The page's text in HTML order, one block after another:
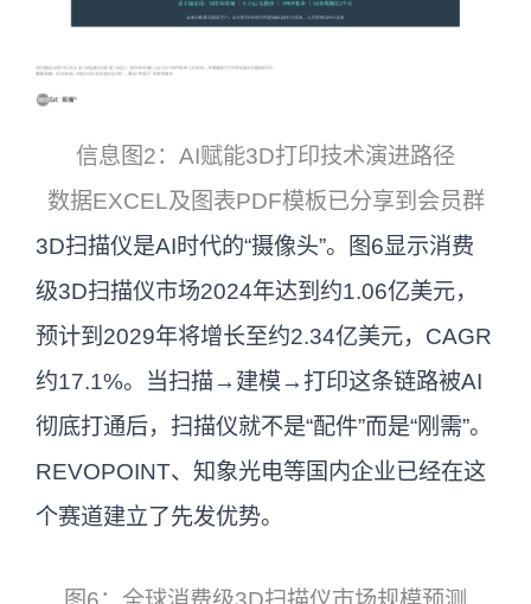
信息图2：AI赋能3D打印技术演进路径
数据EXCEL及图表PDF模板已分享到会员群
3D扫描仪是AI时代的“摄像头”。图6显示消费
级3D扫描仪市场2024年达到约1.06亿美元，
预计到2029年将增长至约2.34亿美元，CAGR
约17.1%。当扫描→建模→打印这条链路被AI
彻底打通后，扫描仪就不是“配件”而是“刚需”。
REVOPOINT、知象光电等国内企业已经在这
个赛道建立了先发优势。